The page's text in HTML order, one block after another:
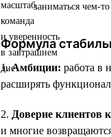
заниматься чем-
Формула
1.Амбиции: работа в
расширять
2. Доверие клиентов
и многие